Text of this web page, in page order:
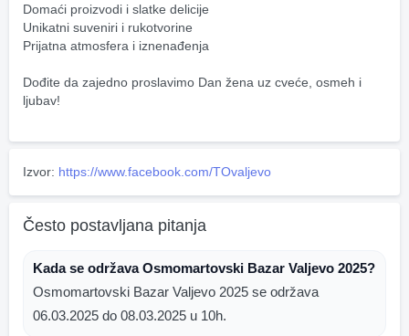
Domaći proizvodi i slatke delicije
Unikatni suveniri i rukotvorine
Prijatna atmosfera i iznenađenja
Dođite da zajedno proslavimo Dan žena uz cveće, osmeh i
ljubav!
Izvor: https://www.facebook.com/TOvaljevo
Često postavljana pitanja
Kada se održava Osmomartovski Bazar Valjevo 2025?
Osmomartovski Bazar Valjevo 2025 se održava
06.03.2025 do 08.03.2025 u 10h.